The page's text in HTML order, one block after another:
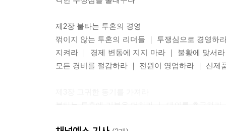
제2장 불타는 투혼의 경영
꺾이지 않는 투혼의 리더들 ｜ 투쟁심으로 경영하
지켜라 ｜ 경제 변동에 지지 마라 ｜ 불황에 맞서
모든 경비를 절감하라 ｜ 전원이 영업하라 ｜ 신제
불타는 투혼에 기본을 더하라 ｜ 대의를 추구하